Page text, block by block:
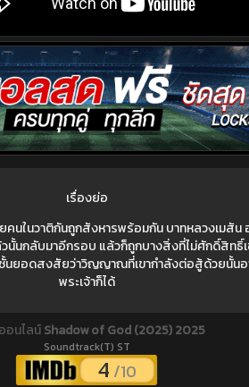
เรื่องย่อ
นในวาติกันถูกสังหารพร้อมกัน บาทหลวงเมสัน
นั้นกลับมาอีกรอบ แล้วก็ถูกบางสิ่งที่ไม่ศักดิ์สิทธิ์
นยอดสงสัยว่าวิญญาณที่เขากำลังต่อสู้ด้วยนั้นอ
พระเจ้าก็ได้
อนไลน์Shadow of God (2025) 2025
Soundtrack(T) ST
4 /10